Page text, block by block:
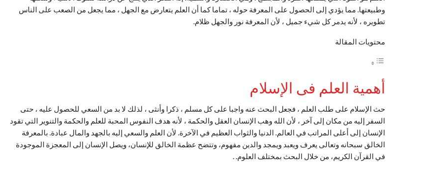
وطبيعتها. مما يؤدي إلى الحصول على المعرفة حوله ، تماما كما أن العلم يتعارض مع الجهل ، مما يجعل من الصعب على الناس
تطويره ، لأنه يدمر كل شيء جميل ، لأن المعرفة نور والجهل ظلام.
محتويات المقالة
أهمية العلم فى الإسلام
حث الإسلام على طلب العلم ، فجعل البحث عنه واجبا على كل مسلم ، ذكرا وأنثى ، لذلك لا بد من السعي للحصول عليه ، حتى
السفر إليه من مكان إلى آخر ، لأن الله وهب الإنسان العقل والحكمة ، لأنه هدف النفوس المحبة للعلم والحكمة والتنوير التي تقود
الإنسان إلى أعلى المراتب في العالم. الدنيا والثواب العظيم في الآخرة. لأن العلم والسعي إليه بالجهد والمال عبادة. بالمعرفة
الخالق سبحانه وتعالى يعرف ويعبد ويمجد والدين مفهوم، وتتضح عظمة الخالق للإنسان، ويصل الإنسان إلى المعجزة الموجودة
في القرآن الكريم، من خلال البحث بمختلف العلوم. .